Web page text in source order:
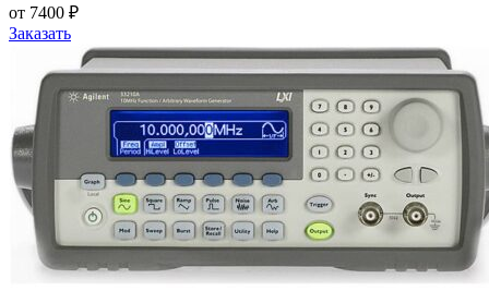
от 7400 ₽
Заказать